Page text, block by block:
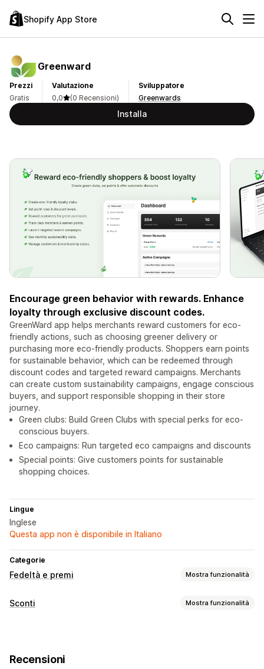
Shopify App Store
Greenward
Prezzi
Gratis
Valutazione
0,0
(0 Recensioni)
Sviluppatore
Greenwards
Installa
Encourage green behavior with rewards. Enhance
loyalty through exclusive discount codes.
GreenWard app helps merchants reward customers for eco-
friendly actions, such as choosing greener delivery or
purchasing more eco-friendly products. Shoppers earn points
for sustainable behavior, which can be redeemed through
discount codes and targeted reward campaigns. Merchants
can create custom sustainability campaigns, engage conscious
buyers, and support responsible shopping in their store
journey.
Green clubs: Build Green Clubs with special perks for eco-
conscious buyers.
Eco campaigns: Run targeted eco campaigns and discounts
Special points: Give customers points for sustainable
shopping choices.
Lingue
Inglese
Questa app non è disponibile in Italiano
Categorie
Fedeltà e premi Mostra funzionalità
Tipi di programmi
Punti Sconti
Sconti Mostra funzionalità
Recensioni